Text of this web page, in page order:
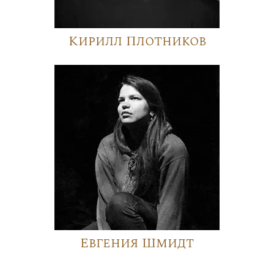
Кирилл Плотников
Евгения Шмидт